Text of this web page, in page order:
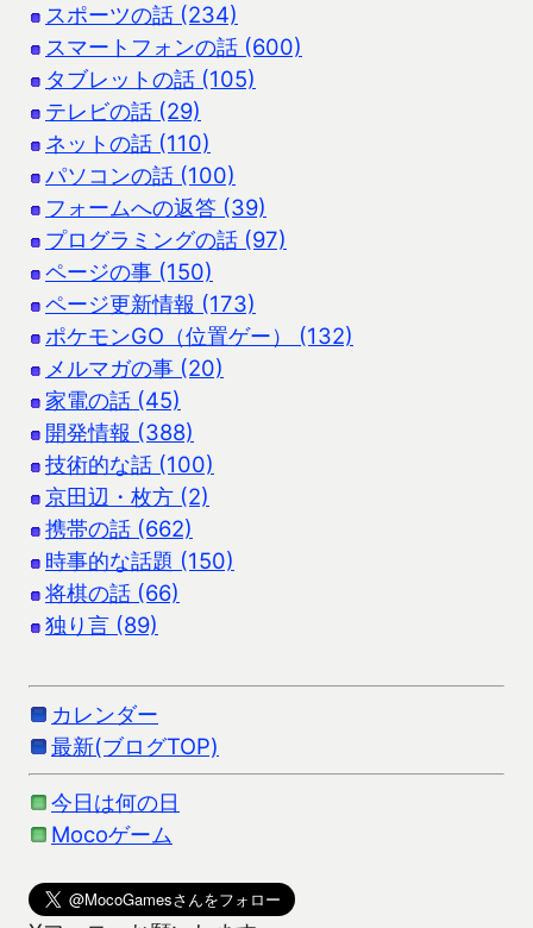
スポーツの話 (234)
スマートフォンの話 (600)
タブレットの話 (105)
テレビの話 (29)
ネットの話 (110)
パソコンの話 (100)
フォームへの返答 (39)
プログラミングの話 (97)
ページの事 (150)
ページ更新情報 (173)
ポケモンGO（位置ゲー） (132)
メルマガの事 (20)
家電の話 (45)
開発情報 (388)
技術的な話 (100)
京田辺・枚方 (2)
携帯の話 (662)
時事的な話題 (150)
将棋の話 (66)
独り言 (89)
カレンダー
最新(ブログTOP)
今日は何の日
Mocoゲーム